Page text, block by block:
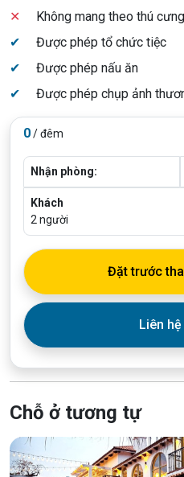
✕
Không mang theo thú cưng
✔
Được phép tổ chức tiệc
✔
Được phép nấu ăn
✔
Được phép chụp ảnh
0/ đêm
Nhận phòng:
Khách
2 người
Đặt trước
Liên
Chỗ ở tương tự